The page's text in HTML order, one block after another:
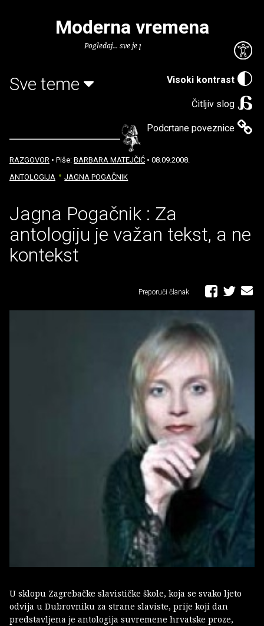
Visoki kontrast
Čitljiv slog
Podcrtane poveznice
Moderna vremena
Pogledaj... sve je puno knjiga.
Sve teme
RAZGOVOR • Piše: BARBARA MATEJČIĆ • 08.09.2008.
ANTOLOGIJA
JAGNA POGAČNIK
Jagna Pogačnik : Za
antologiju je važan tekst, a ne
kontekst
Preporuči članak
U sklopu Zagrebačke slavističke škole, koja se svako ljeto
odvija u Dubrovniku za strane slaviste, prije koji dan
predstavljena je antologija suvremene hrvatske proze,